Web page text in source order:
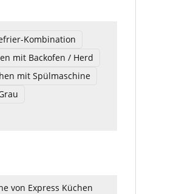
Kombination
mit Backofen / Herd
mit Spülmaschine
von Express Küchen